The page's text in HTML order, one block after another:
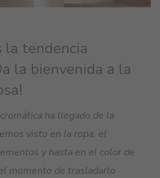
la tendencia
la bienvenida a la
ha llegado de la
visto en la ropa, el
y hasta en el color de
momento de trasladarlo